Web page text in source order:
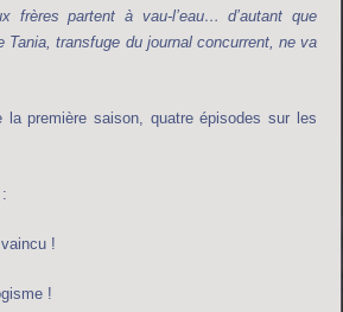
frères partent à vau-l’eau… d’autant que
Tania, transfuge du journal concurrent, ne va
la première saison, quatre épisodes sur les
!
!